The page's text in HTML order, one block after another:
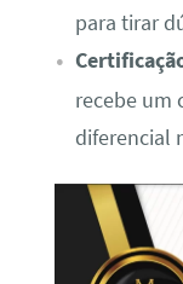
para tirar
recebe um
diferencial